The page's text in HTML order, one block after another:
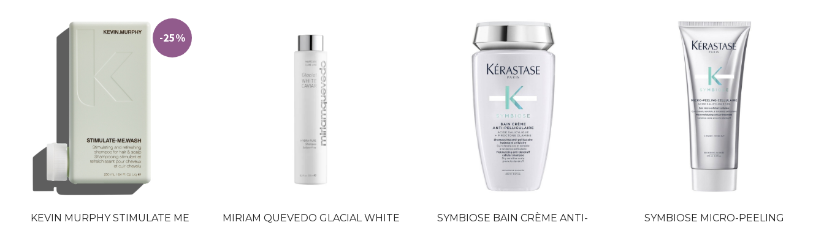
KEVIN MURPHY STIMULATE ME
-25%
MIRIAM QUEVEDO GLACIAL WHITE
SYMBIOSE BAIN CRÈME ANTI-
SYMBIOSE MICRO-PEELING